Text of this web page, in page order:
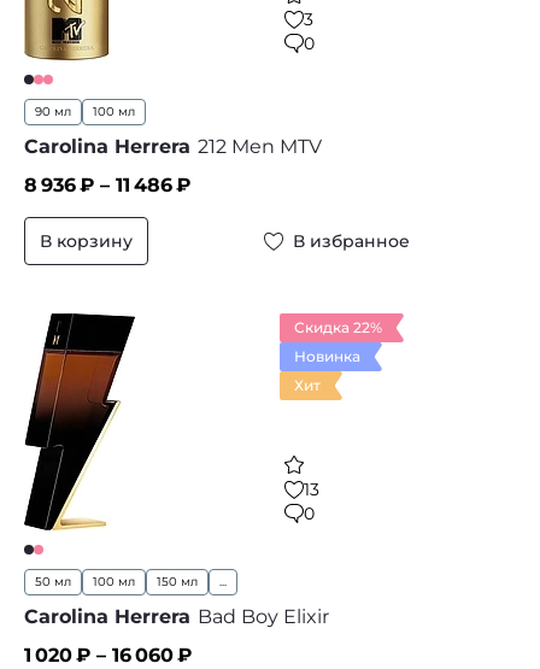
3
0
90 мл 100 мл
Carolina Herrera 212 Men MTV
8 936₽ – 11 486₽
В корзину В избранное
Скидка 22%
Новинка
Хит
13
0
50 мл 100 мл 150 мл ...
Carolina Herrera Bad Boy Elixir
1 020₽ – 16 060₽